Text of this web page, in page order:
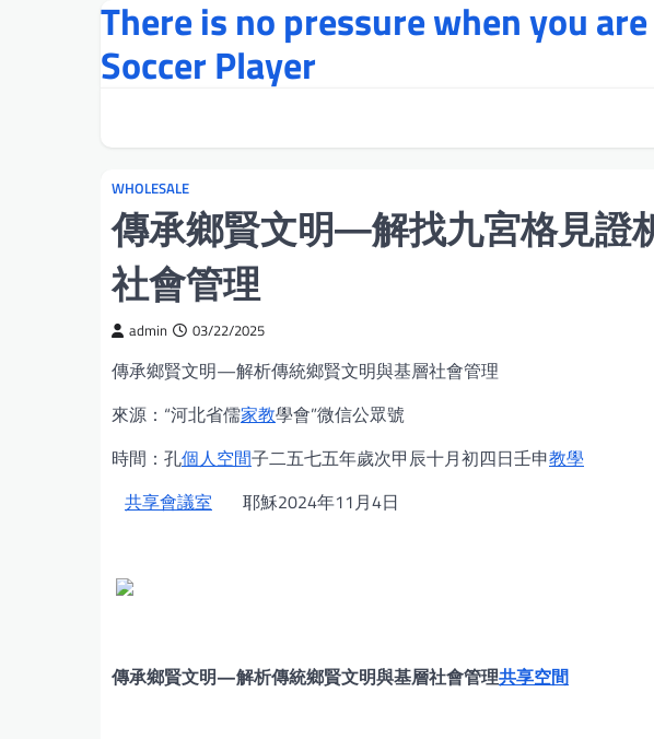
There is no pressure when you
Soccer Player
WHOLESALE
傳承鄉賢文明—解找九宮格見證
社會管理
admin 03/22/2025
傳承鄉賢文明—解析傳統鄉賢文明與基層社會管理
來源：“河北省儒家教學會”微信公眾號
時間：孔個人空間子二五七五年歲次甲辰十月初四日壬申教學
共享會議室 耶穌2024年11月4日
傳承鄉賢文明—解析傳統鄉賢文明與基層社會管理共享空間